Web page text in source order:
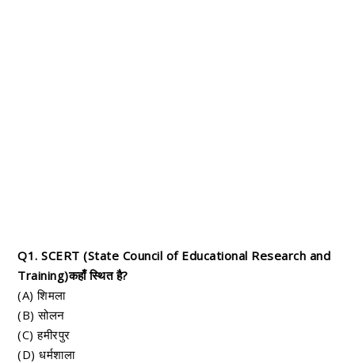
Q1. SCERT (State Council of Educational Research and
Training)कहाँ स्थित है?
(A) शिमला
(B) सोलन
(C) हमीरपुर
(D) धर्मशाला